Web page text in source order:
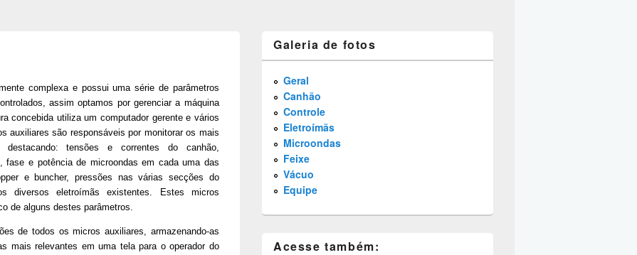
complexa e possui uma série de parâmetros
assim optamos por gerenciar a máquina
concebida utiliza um computador gerente e vários
auxiliares são responsáveis por monitorar os mais
destacando: tensões e correntes do canhão,
fase e potência de microondas em cada uma das
e buncher, pressões nas várias secções do
diversos eletroímãs existentes. Estes micros
de alguns destes parâmetros.
de todos os micros auxiliares, armazenando-as
mais relevantes em uma tela para o operador do
Galeria de fotos
Geral
Canhão
Controle
Eletroímãs
Microondas
Feixe
Vácuo
Equipe
Acesse também: